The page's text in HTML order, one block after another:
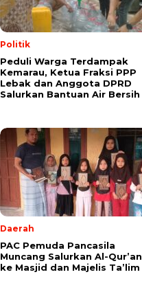
Politik
Peduli Warga Terdampak
Kemarau, Ketua Fraksi PPP
Lebak dan Anggota DPRD
Salurkan Bantuan Air Bersih
Daerah
PAC Pemuda Pancasila
Muncang Salurkan Al-Qur’an
ke Masjid dan Majelis Ta’lim